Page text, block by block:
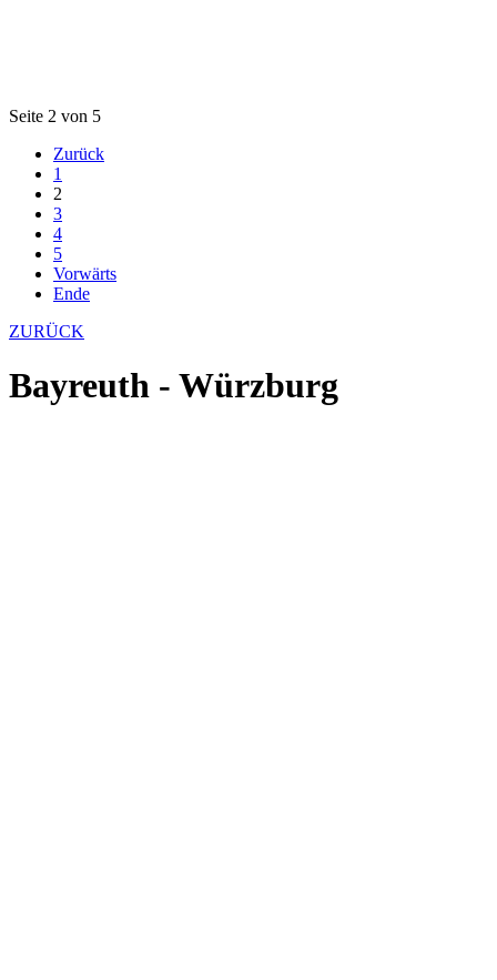
Seite 2 von 5
Zurück
1
2
3
4
5
Vorwärts
Ende
ZURÜCK
Bayreuth - Würzburg